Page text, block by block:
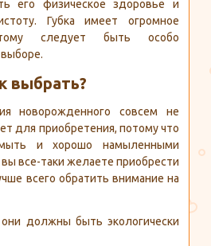
его физическое здоровье и
Губка имеет огромное
следует быть особо
выбрать?
новорожденного совсем не
для приобретения, потому что
и хорошо намыленными
все-таки желаете приобрести
всего обратить внимание на
должны быть экологически